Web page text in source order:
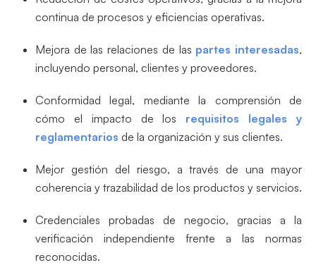
continua de procesos y eficiencias operativas.
Mejora de las relaciones de las partes interesadas,
incluyendo personal, clientes y proveedores.
Conformidad legal, mediante la comprensión de
cómo el impacto de los requisitos legales y
reglamentarios de la organización y sus clientes.
Mejor gestión del riesgo, a través de una mayor
coherencia y trazabilidad de los productos y servicios.
Credenciales probadas de negocio, gracias a la
verificación independiente frente a las normas
reconocidas.